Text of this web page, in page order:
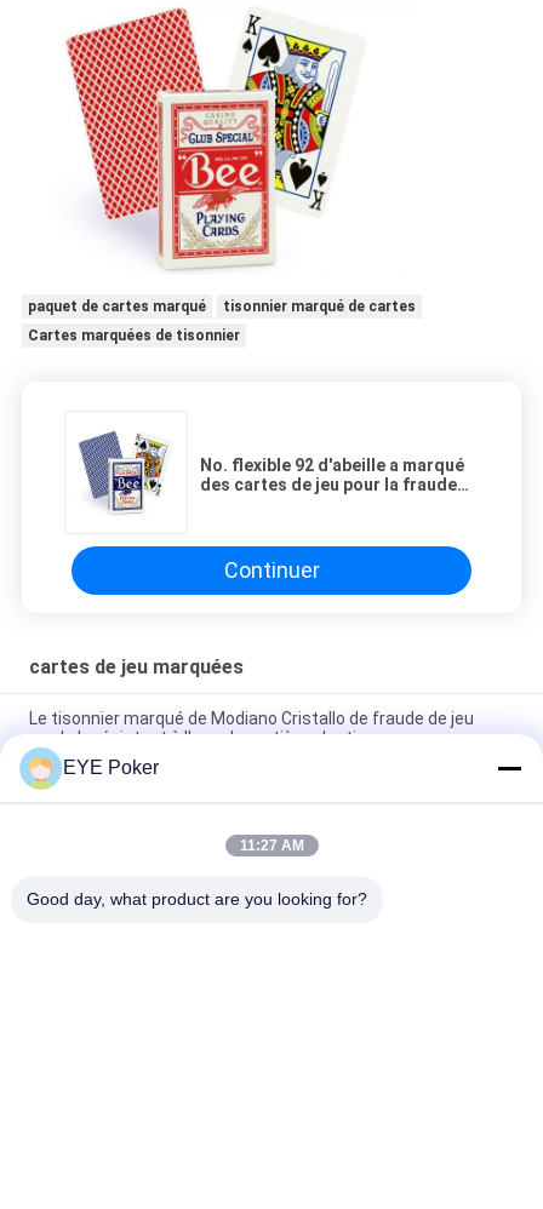
paquet de cartes marqué
tisonnier marqué de cartes
Cartes marquées de tisonnier
No. flexible 92 d'abeille a marqué
des cartes de jeu pour la fraude
Continuer
cartes de jeu marquées
Le tisonnier marqué de Modiano Cristallo de fraude de jeu
carde le résistant à l'eau de matière plastique
La taille flexible de tisonnier a marqué des cartes de jeu pour la
fraude de jeu/spectacle de magie
Copag de retour a marqué des plate-formes/a marqué des
EYE Poker
11:27 AM
Good day, what product are you looking for?